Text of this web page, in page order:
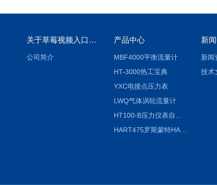
关于草莓视频入口免费下载
公司简介
产品中心
MBF4000平衡流量计
HT-3000热工宝典
YXC电接点压力表
LWQ气体涡轮流量计
HART475罗斯蒙特HART475手操器
新
新闻
技术